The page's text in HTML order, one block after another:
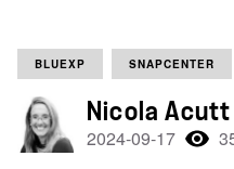
BLUEXP SNAPCENTER
Nicola Acutt
2024-09-17